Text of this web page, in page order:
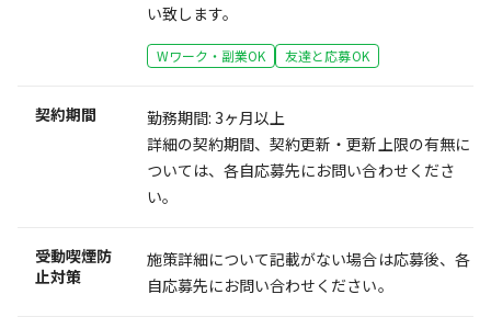
い致します。
Wワーク・副業OK 友達と応募OK
契約期間
勤務期間: 3ヶ月以上
詳細の契約期間、契約更新・更新上限の有無に
ついては、各自応募先にお問い合わせくださ
い。
受動喫煙防
止対策
施策詳細について記載がない場合は応募後、各
自応募先にお問い合わせください。